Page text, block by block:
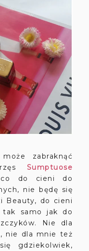
zabraknąć
Sumptuose
do cieni do
nie będę się
Beauty, do cieni
tak samo jak do
Nie dla
nie dla mnie też
gdziekolwiek,